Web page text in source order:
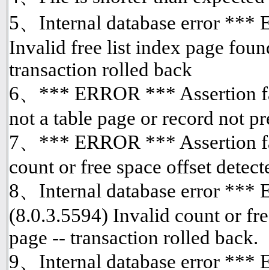
5、Internal database error ***
Invalid free list index page
transaction rolled back
6、*** ERROR *** Assertion
not a table page or record not
7、*** ERROR *** Assertion
count or free space offset
8、Internal database error ***
(8.0.3.5594) Invalid count or
page -- transaction rolled back.
9、Internal database error ***